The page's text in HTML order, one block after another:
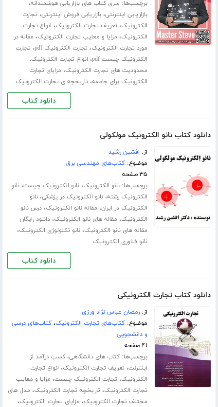
برچسب‌ها: سری کتاب های بازاریابی هوشمندانه،
بازاریابی اینترنتی،بازاریابی فروش اینترنتی، تجارت
الکترونیک، تعریف تجارت الکترونیک، انواع تجارت
الکترونیک، مزایا و معایب تجارت الکترونیک، مقاله در
مورد تجارت الکترونیک، تجارت الکترونیک pdf ، تجارت
الکترونیک چیست pdf
، انواع تجارت الکترونیک،
محدودیت های تجارت الکترونیک، مزایای تجارت
الکترونیک برای جامعه، تاریخچه ی تجارت الکترونیک
دانلود کتاب
دانلود کتاب نانو الکترونیک مولکولی
از: افشین رشید
موضوع:کتاب‌های مهندسی برق
۳۵ صفحه
برچسب‌ها:نانو الکترونیک،نانو الکترونیک چیست،نانو
الکترونیک رشته،نانو الکترونیک در پزشکی،نانو
الکترونیک در ایران، مقاله نانو الکترونیک،درس نانو
الکترونیک، مقاله های نانو الکترونیک،دانلود رایگان
مقاله های نانو الکترونیک،نانو تکنولوژی الکترونیک،
نانو فناوری الکترونیک
دانلود کتاب
دانلود کتاب تجارت الکترونیکی
از:رمضان عباس نژاد ورزی
موضوع:کتاب‌های تجارت الکترونیک،کتاب‌های درسی
و دانشجویی
۴۱ صفحه
برچسب‌ها:کتاب های دانشگاهی،کسب درآمد از
اینترنت، تعریف تجارت الکترونیک، انواع تجارت
الکترونیک، تجارت الکترونیک چیست، مزایا و معایب
تجارت الکترونیک، تاریخچه تجارت الکترونیک، مدل های
مختلف تجارت الکترونیک، مزایای تجارت الکترونیک،